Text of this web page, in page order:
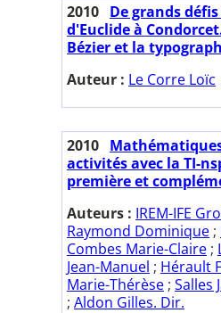
2010 De grands
d'Euclide à
Bézier et la
Auteur : Le Corre Loïc
2010
activités avec la TI-
première et
Auteurs : IREM-IFE
Raymond Dominique ;
Combes Marie-Claire ;
Jean-Manuel ; Hérault
Marie-Thérèse ; Salles
; Aldon Gilles. Dir.